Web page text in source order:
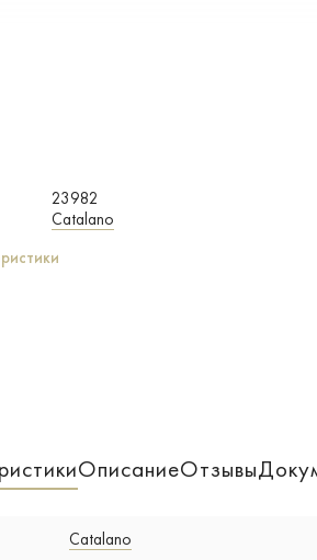
23982
Catalano
ОписаниеОтзывы
Catalano